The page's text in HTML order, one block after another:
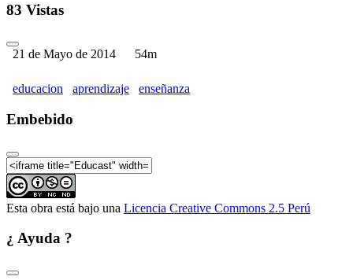
Mesa Redonda: Medición de estilos de aprendizaje
los nuevos retos de la diversidad global: "la
83 Vistas
21 de Mayo de 2014 54m
educacion aprendizaje enseñanza
Embebido
Esta obra está bajo una Licencia Creative Commons 2.5 Perú
¿ Ayuda ?